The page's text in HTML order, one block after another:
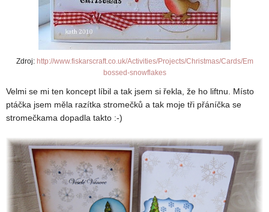
Zdroj: http://www.fiskarscraft.co.uk/Activities/Projects/Christmas/Cards/Em
bossed-snowflakes
Velmi se mi ten koncept líbil a tak jsem si řekla, že ho liftnu. Místo
ptáčka jsem měla razítka stromečků a tak moje tři přáníčka se
stromečkama dopadla takto :-)